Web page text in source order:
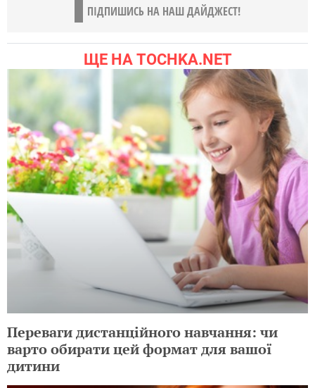
ПІДПИШИСЬ НА НАШ ДАЙДЖЕСТ!
ЩЕ НА TOCHKA.NET
Переваги дистанційного навчання: чи
варто обирати цей формат для вашої
дитини